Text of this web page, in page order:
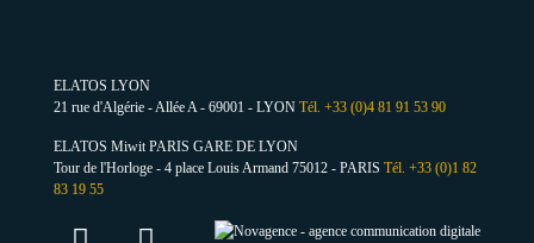
ELATOS LYON
21 rue d'Algérie - Allée A - 69001 - LYON Tél. +33 (0)4 81 91 53 90
ELATOS Miwit PARIS GARE DE LYON
Tour de l'Horloge - 4 place Louis Armand 75012 - PARIS Tél. +33 (0)1 82
83 19 55